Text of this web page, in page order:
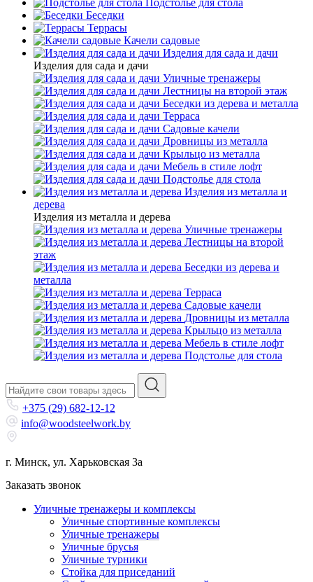
Подстолье для стола
Беседки
Террасы
Качели садовые
Изделия для сада и дачи
Изделия для сада и дачи
Уличные тренажеры
Лестницы на второй этаж
Беседки из дерева и металла
Терраса
Садовые качели
Дровницы из металла
Крыльцо из металла
Мебель в стиле лофт
Подстолье для стола
Изделия из металла и
дерева
Изделия из металла и дерева
Уличные тренажеры
Лестницы на второй
этаж
Беседки из дерева и
металла
Терраса
Садовые качели
Дровницы из металла
Крыльцо из металла
Мебель в стиле лофт
Подстолье для стола
+375 (29) 682-12-12
info@woodsteelwork.by
г. Минск, ул. Харьковская 3а
Заказать звонок
Уличные тренажеры и комплексы
Уличные спортивные комплексы
Уличные тренажеры
Уличные брусья
Уличные турники
Cтойка для приседаний